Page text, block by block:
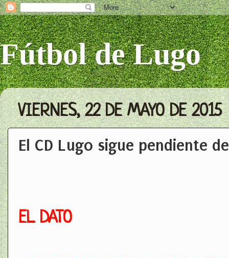
Fútbol de Lugo
VIERNES, 22 DE MAYO DE 2015
El CD Lugo sigue pendiente
EL DATO